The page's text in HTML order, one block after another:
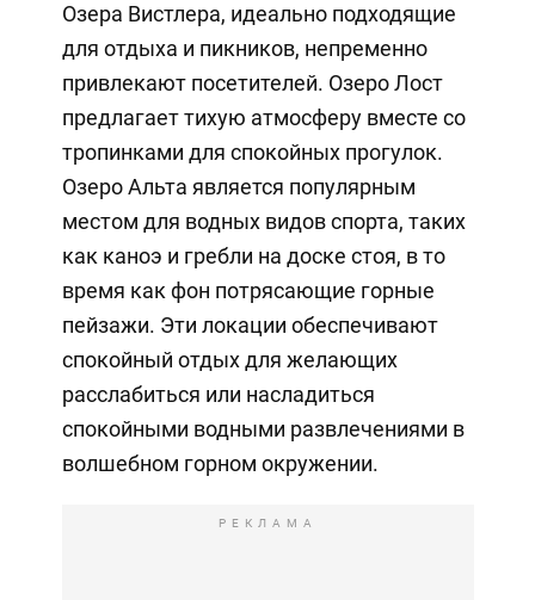
Озера Вистлера, идеально подходящие
для отдыха и пикников, непременно
привлекают посетителей. Озеро Лост
предлагает тихую атмосферу вместе со
тропинками для спокойных прогулок.
Озеро Альта является популярным
местом для водных видов спорта, таких
как каноэ и гребли на доске стоя, в то
время как фон потрясающие горные
пейзажи. Эти локации обеспечивают
спокойный отдых для желающих
расслабиться или насладиться
спокойными водными развлечениями в
волшебном горном окружении.
РЕКЛАМА